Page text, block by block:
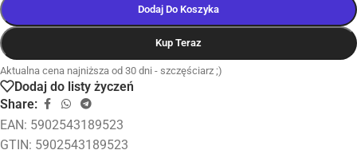
Dodaj Do Koszyka
Kup Teraz
Aktualna cena najniższa od 30 dni - szczęściarz ;)
Dodaj do listy życzeń
Share:
EAN: 5902543189523
GTIN: 5902543189523